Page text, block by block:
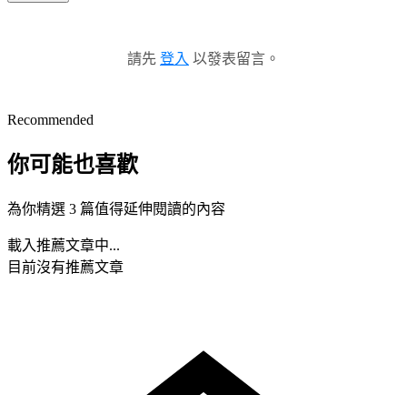
請先 登入 以發表留言。
Recommended
你可能也喜歡
為你精選 3 篇值得延伸閱讀的內容
載入推薦文章中...
目前沒有推薦文章